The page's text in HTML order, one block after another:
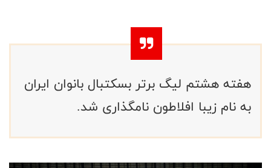
هفته هشتم لیگ برتر بسکتبال بانوان ایران
به نام زیبا افلاطون نامگذاری شد.